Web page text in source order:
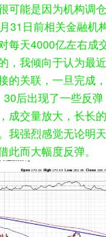
可能是因为机构调
31日前相关金融机
每天4000亿左右成
，我倾向于认为最
的关联，一旦完成
后出现了一些反
成交量放大，长长
我强烈感觉无论明
此而大幅度反弹。